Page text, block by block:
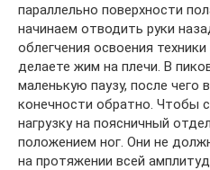
параллельно поверхности
начинаем отводить руки
облегчения освоения
делаете жим на плечи. В
маленькую паузу, после чего
конечности обратно. Чтобы
нагрузку на поясничный
положением ног. Они не
на протяжении всей